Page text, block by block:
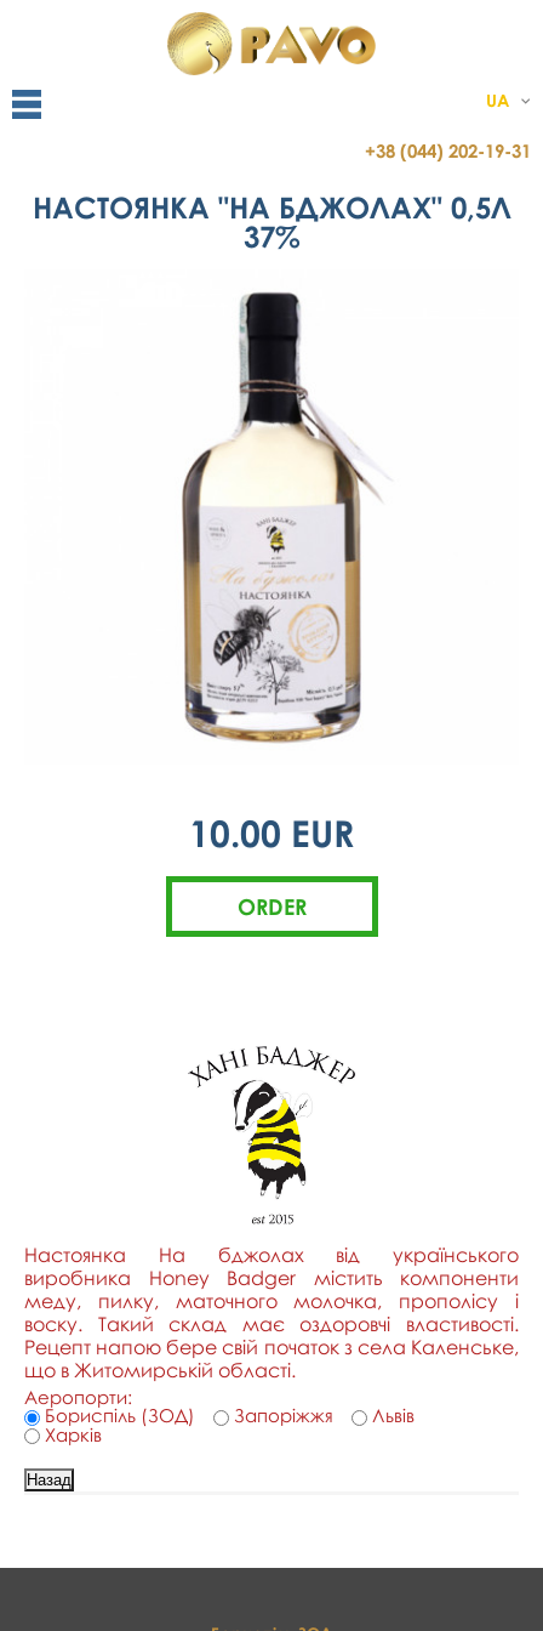
UA
+38 (044) 202-19-31
НАСТОЯНКА "НА БДЖОЛАХ" 0,5Л
37%
10.00 EUR
Настоянка На бджолах від українського
виробника Honey Badger містить компоненти
меду, пилку, маточного молочка, прополісу і
воску. Такий склад має оздоровчі властивості.
Рецепт напою бере свій початок з села Каленське,
що в Житомирській області.
Аеропорти:
Бориспіль (ЗОД)
Запоріжжя
Львів
Харків